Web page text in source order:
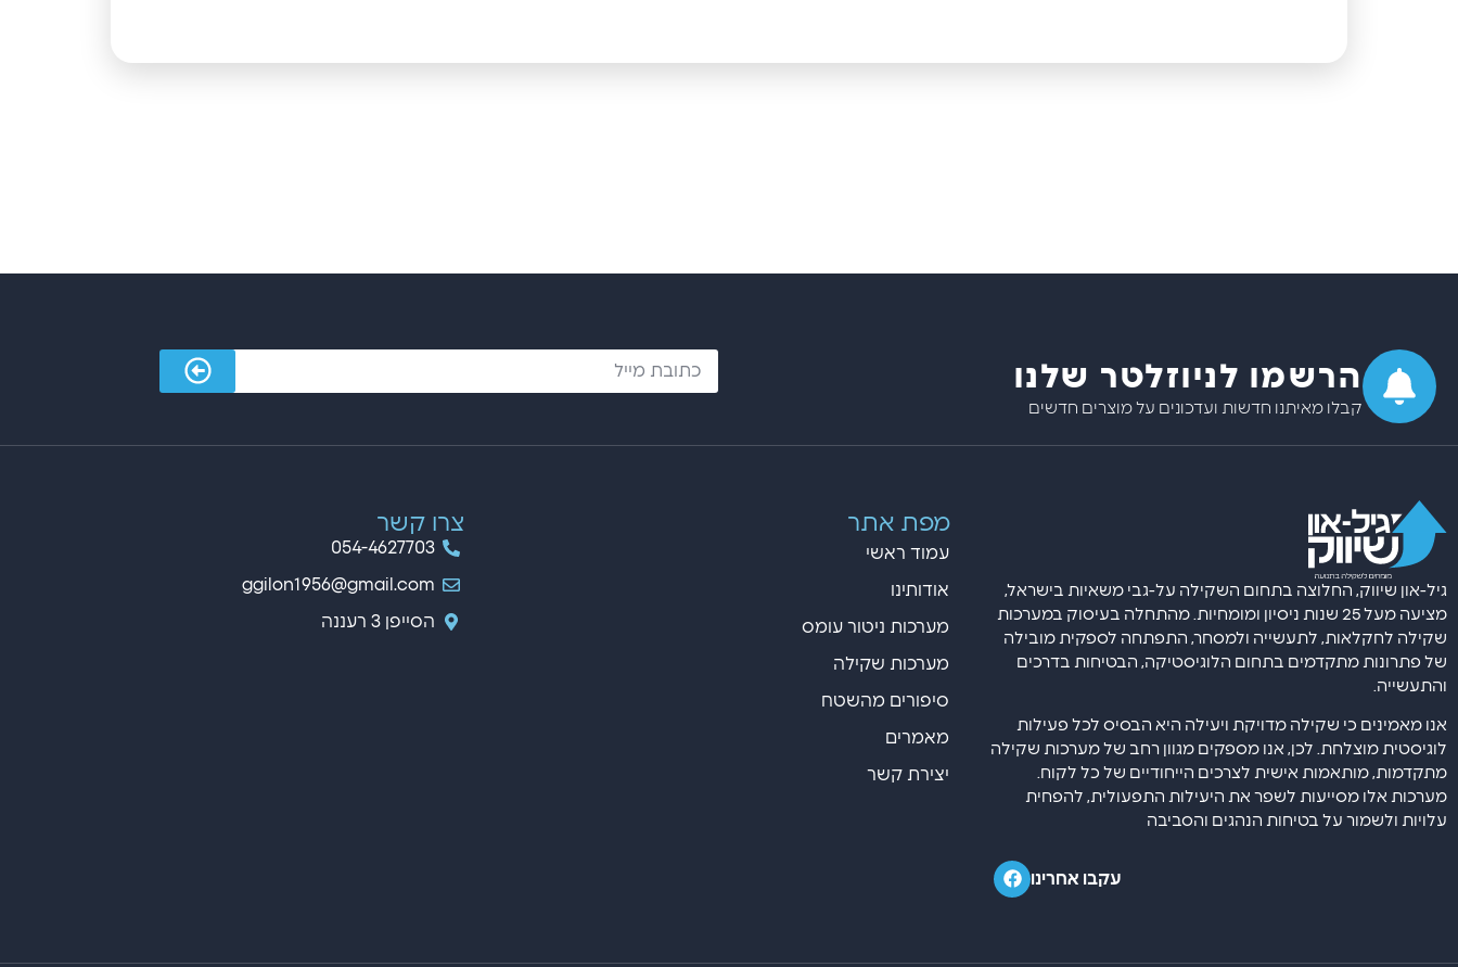
הרשמו לניוזלטר שלנו
קבלו מאיתנו חדשות ועדכונים על מוצרים חדשים
גיל-און שיווק, החלוצה בתחום השקילה על-גבי משאיות בישראל,
מציעה מעל 25 שנות ניסיון ומומחיות. מהתחלה בעיסוק במערכות
שקילה לחקלאות, לתעשייה ולמסחר, התפתחה לספקית מובילה
של פתרונות מתקדמים בתחום הלוגיסטיקה, הבטיחות בדרכים
והתעשייה.
אנו מאמינים כי שקילה מדויקת ויעילה היא הבסיס לכל פעילות
לוגיסטית מוצלחת. לכן, אנו מספקים מגוון רחב של מערכות שקילה
מתקדמות, מותאמות אישית לצרכים הייחודיים של כל לקוח.
מערכות אלו מסייעות לשפר את היעילות התפעולית, להפחית
עלויות ולשמור על בטיחות הנהגים והסביבה
עקבו אחרינו
מפת אתר
עמוד ראשי
אודותינו
מערכות ניטור עומס
מערכות שקילה
סיפורים מהשטח
מאמרים
יצירת קשר
צרו קשר
054-4627703
ggilon1956@gmail.com
הסייפן 3 רעננה